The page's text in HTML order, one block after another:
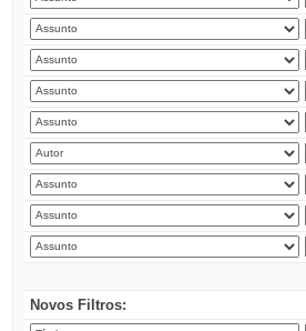
Novos Filtros: